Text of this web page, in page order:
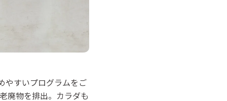
やすいプログラムをご
廃物を排出。カラダも